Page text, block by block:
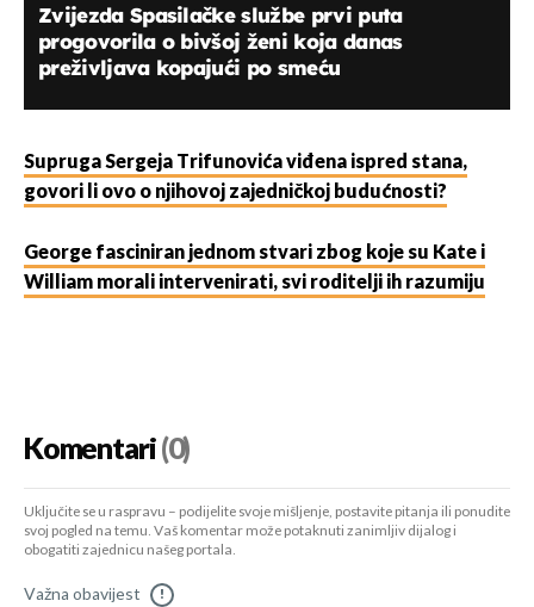
Zvijezda Spasilačke službe prvi puta
progovorila o bivšoj ženi koja danas
preživljava kopajući po smeću
Supruga Sergeja Trifunovića viđena ispred stana,
govori li ovo o njihovoj zajedničkoj budućnosti?
George fasciniran jednom stvari zbog koje su Kate i
William morali intervenirati, svi roditelji ih razumiju
Komentari(0)
Uključite se u raspravu – podijelite svoje mišljenje, postavite pitanja ili ponudite
svoj pogled na temu. Vaš komentar može potaknuti zanimljiv dijalog i
obogatiti zajednicu našeg portala.
Važna obavijest !